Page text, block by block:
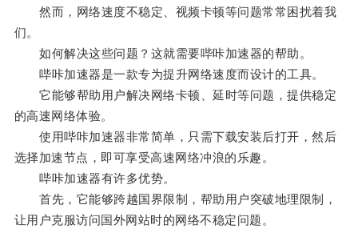
然而，网络速度不稳定、视频卡顿等问题常常困扰着我
们。
如何解决这些问题？这就需要哔咔加速器的帮助。
哔咔加速器是一款专为提升网络速度而设计的工具。
它能够帮助用户解决网络卡顿、延时等问题，提供稳定
的高速网络体验。
使用哔咔加速器非常简单，只需下载安装后打开，然后
选择加速节点，即可享受高速网络冲浪的乐趣。
哔咔加速器有许多优势。
首先，它能够跨越国界限制，帮助用户突破地理限制，
让用户克服访问国外网站时的网络不稳定问题。